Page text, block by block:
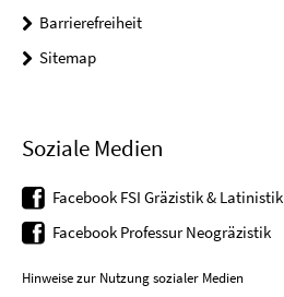
Barrierefreiheit
Sitemap
Soziale Medien
Facebook FSI Gräzistik & Latinistik
Facebook Professur Neogräzistik
Hinweise zur Nutzung sozialer Medien